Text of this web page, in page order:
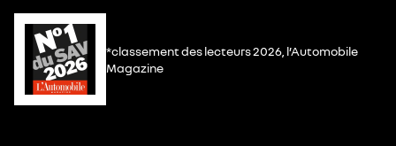
*classement des lecteurs 2026, l’Automobile
Magazine